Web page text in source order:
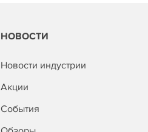
НОВОСТИ
Новости индустрии
Акции
События